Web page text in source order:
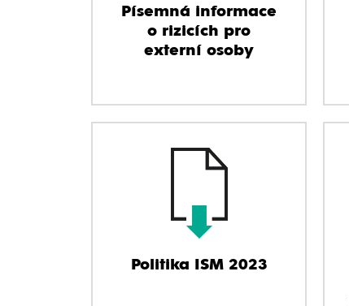
Písemná informace
o rizicích pro
externí osoby
Politika ISM 2023